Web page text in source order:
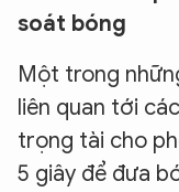
soát bóng
Một trong
liên quan tới
trọng tài cho
5 giây để đưa